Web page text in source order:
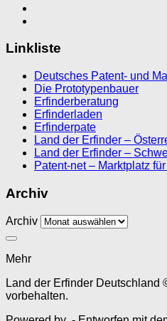
Linkliste
Deutsches Patent- und
Die Prototypenbauer
Erfinderberatung
Erfinderladen
Erfinderpate
Land der Erfinder –
Land der Erfinder –
Patent-net – Marktplatz
Archiv
Archiv
Mehr
Land der Erfinder Deutschland
vorbehalten.